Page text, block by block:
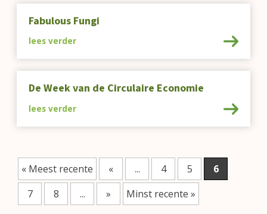
Fabulous Fungi
lees verder
De Week van de Circulaire Economie
lees verder
« Meest recente « ... 4 5
6
7
8 ... » Minst recente »